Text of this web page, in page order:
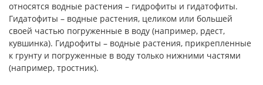
относятся водные растения – гидрофиты и гидатофиты.
Гидатофиты – водные растения, целиком или большей
своей частью погруженные в воду (например, рдест,
кувшинка). Гидрофиты – водные растения, прикрепленные
к грунту и погруженные в воду только нижними частями
(например, тростник).